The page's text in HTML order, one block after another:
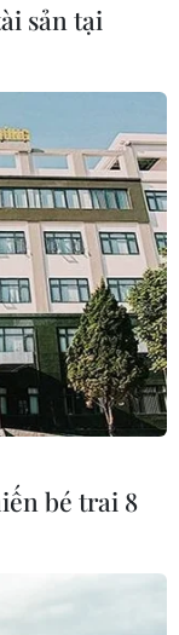
đại, mà còn
quả vai trò
phá giá với
sản tại
bé trai 8